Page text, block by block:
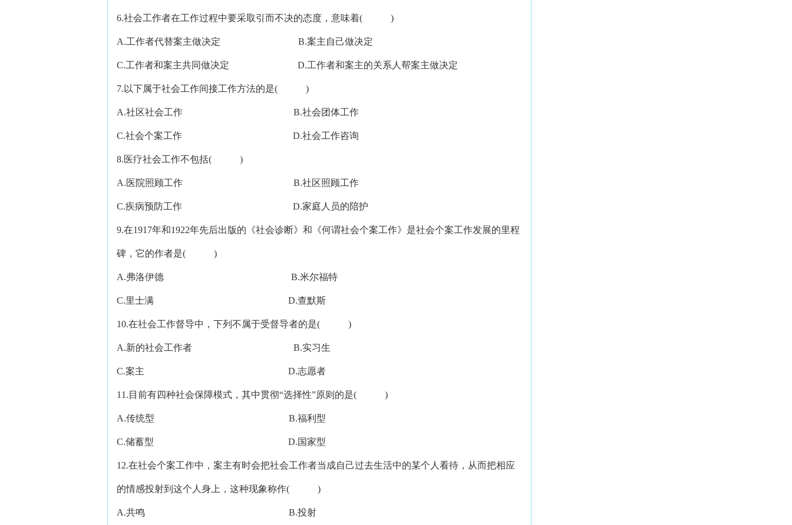
6.社会工作者在工作过程中要采取引而不决的态度，意味着( )
A.工作者代替案主做决定 B.案主自己做决定
C.工作者和案主共同做决定 D.工作者和案主的关系人帮案主做决定
7.以下属于社会工作间接工作方法的是( )
A.社区社会工作 B.社会团体工作
C.社会个案工作 D.社会工作咨询
8.医疗社会工作不包括( )
A.医院照顾工作 B.社区照顾工作
C.疾病预防工作 D.家庭人员的陪护
9.在1917年和1922年先后出版的《社会诊断》和《何谓社会个案工作》是社会个案工作发展的里程
碑，它的作者是( )
A.弗洛伊德 B.米尔福特
C.里士满 D.查默斯
10.在社会工作督导中，下列不属于受督导者的是( )
A.新的社会工作者 B.实习生
C.案主 D.志愿者
11.目前有四种社会保障模式，其中贯彻“选择性”原则的是( )
A.传统型 B.福利型
C.储蓄型 D.国家型
12.在社会个案工作中，案主有时会把社会工作者当成自己过去生活中的某个人看待，从而把相应
的情感投射到这个人身上，这种现象称作( )
A.共鸣 B.投射